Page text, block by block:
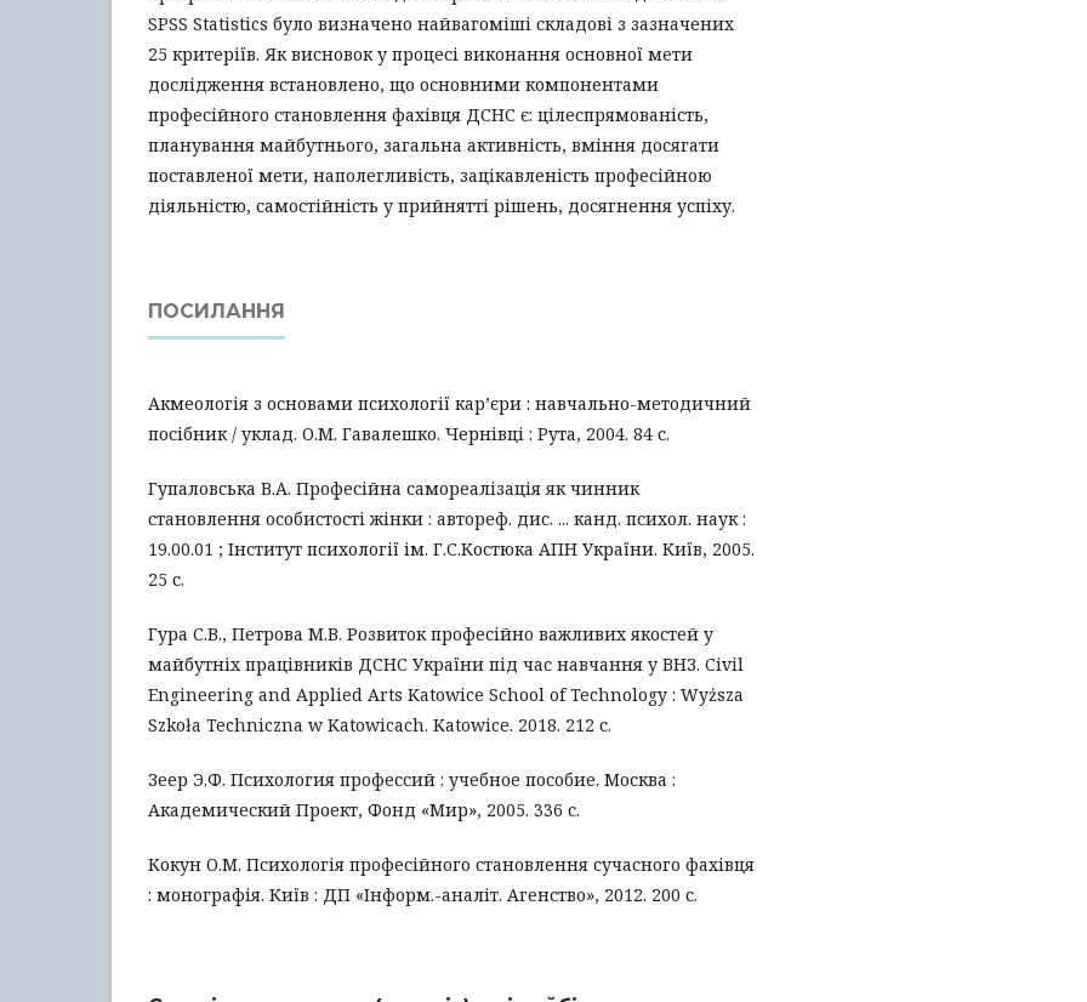
SPSS Statistics було визначено найвагоміші складові з зазначених
25 критеріїв. Як висновок у процесі виконання основної мети
дослідження встановлено, що основними компонентами
професійного становлення фахівця ДСНС є: цілеспрямованість,
планування майбутнього, загальна активність, вміння досягати
поставленої мети, наполегливість, зацікавленість професійною
діяльністю, самостійність у прийнятті рішень, досягнення успіху.
ПОСИЛАННЯ
Акмеологія з основами психології кар’єри : навчально-методичний
посібник / уклад. О.М. Гавалешко. Чернівці : Рута, 2004. 84 с.
Гупаловська В.А. Професійна самореалізація як чинник
становлення особистості жінки : автореф. дис. ... канд. психол. наук :
19.00.01 ; Інститут психології ім. Г.С.Костюка АПН України. Київ, 2005.
25 с.
Гура С.В., Петрова М.В. Розвиток професійно важливих якостей у
майбутніх працівників ДСНС України під час навчання у ВНЗ. Civil
Engineering and Applied Arts Katowice School of Technology : Wyższa
Szkoła Techniczna w Katowicach. Katowice. 2018. 212 с.
Зеер Э.Ф. Психология профессий : учебное пособие. Москва :
Академический Проект, Фонд «Мир», 2005. 336 с.
Кокун О.М. Психологія професійного становлення сучасного фахівця
: монографія. Київ : ДП «Інформ.-аналіт. Агенство», 2012. 200 с.